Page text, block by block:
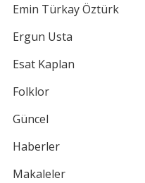
Emin Türkay Öztürk
Ergun Usta
Esat Kaplan
Folklor
Güncel
Haberler
Makaleler